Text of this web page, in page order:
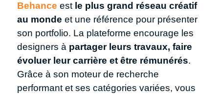
Behance est le plus grand réseau créatif
au monde et une référence pour présenter
son portfolio. La plateforme encourage les
designers à partager leurs travaux, faire
évoluer leur carrière et être rémunérés.
Grâce à son moteur de recherche
performant et ses catégories variées, vous